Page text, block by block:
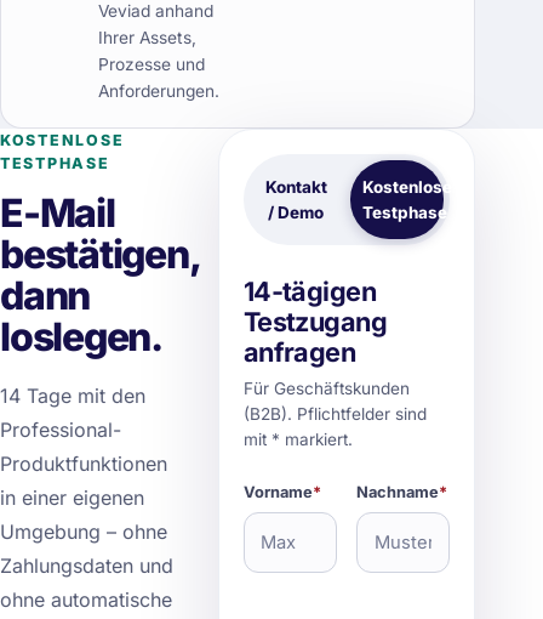
Veviad anhand
Ihrer Assets,
Prozesse und
Anforderungen.
KOSTENLOSE
TESTPHASE
E-Mail
bestätigen,
dann
loslegen.
14 Tage mit den
Professional-
Produktfunktionen
in einer eigenen
Umgebung – ohne
Zahlungsdaten und
ohne automatische
Kontakt
/ Demo
Kostenlose
Testphase
14-tägigen
Testzugang
anfragen
Für Geschäftskunden
(B2B). Pflichtfelder sind
mit * markiert.
Vorname* Nachname*